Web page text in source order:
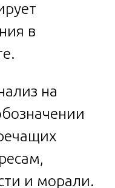
в
на
и морали.